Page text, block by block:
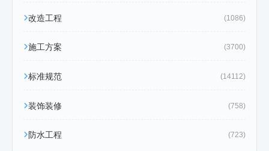
改造工程 (1086)
施工方案 (3700)
标准规范 (14112)
装饰装修 (758)
防水工程 (723)